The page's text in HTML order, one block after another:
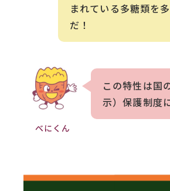
まれている多糖類を
だ！
べにくん
この特性は国
示）保護制度